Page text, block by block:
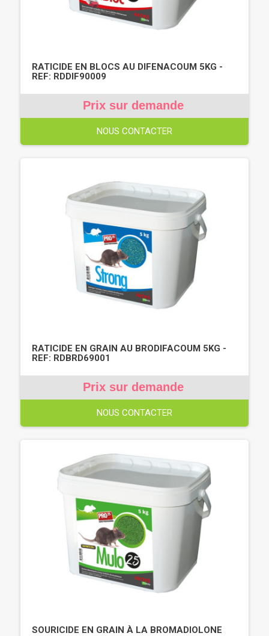
RATICIDE EN BLOCS AU DIFENACOUM 5KG -
REF: RDDIF90009
Prix sur demande
NOUS CONTACTER
RATICIDE EN GRAIN AU BRODIFACOUM 5KG -
REF: RDBRD69001
Prix sur demande
NOUS CONTACTER
SOURICIDE EN GRAIN À LA BROMADIOLONE